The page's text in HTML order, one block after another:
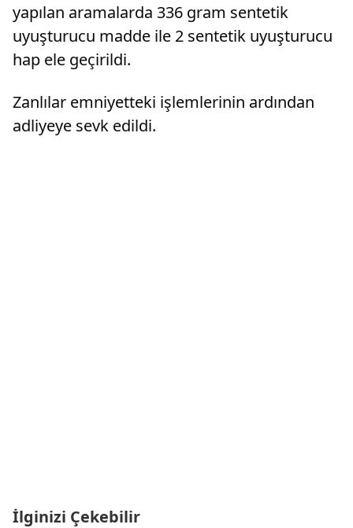
yapılan aramalarda 336 gram sentetik
uyuşturucu madde ile 2 sentetik uyuşturucu
hap ele geçirildi.
Zanlılar emniyetteki işlemlerinin ardından
adliyeye sevk edildi.
İlginizi Çekebilir